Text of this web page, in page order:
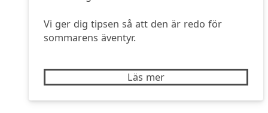
Vi ger dig tipsen så att den är redo för
sommarens äventyr.
Läs mer